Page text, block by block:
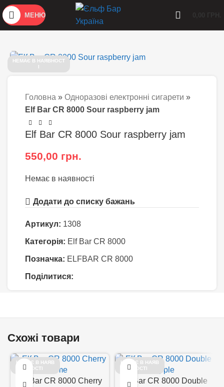
МЕНЮ
НЕМАЄ В НАЯВНОСТ
І
Головна » Одноразові електронні сигарети »
Elf Bar CR 8000 Sour raspberry jam
Elf Bar CR 8000 Sour raspberry jam
550,00 грн.
Немає в наявності
Додати до списку бажань
Артикул: 1308
Категорія: Elf Bar CR 8000
Позначка: ELFBAR CR 8000
Поділитися:
Схожі товари
НЕМАЄ В НАЯВ
НОСТІ
Elf Bar CR 8000 Cherry
НЕМАЄ В НАЯВ
НОСТІ
Elf Bar CR 8000 Double